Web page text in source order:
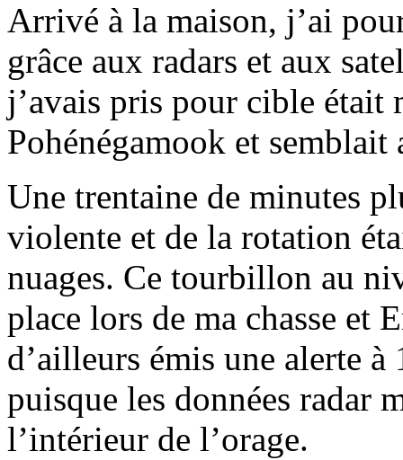
Arrivé à la maison, j’ai
grâce aux radars et aux
j’avais pris pour cible était
Pohénégamook et semblait
Une trentaine de minutes
violente et de la rotation
nuages. Ce tourbillon au
place lors de ma chasse et
d’ailleurs émis une alerte
puisque les données radar
l’intérieur de l’orage.